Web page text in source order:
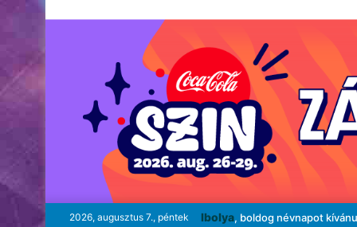
2026, augusztus 7., péntek Ibolya, boldog névnapot